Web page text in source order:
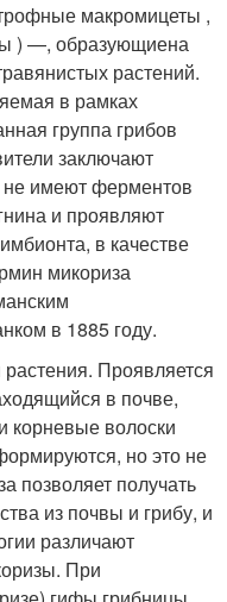
макромицеты ,
) —, образующиена
растений.
в рамках
группа грибов
заключают
имеют ферментов
и проявляют
в качестве
микориза
в 1885 году.
Проявляется
в почве,
корневые волоски
но это не
позволяет получать
из почвы и грибу, и
различают
При